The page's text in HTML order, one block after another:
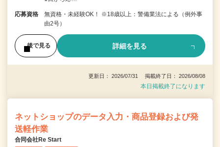
応募資格
無資格・未経験OK！ ※18歳以上：警備業法による（例外事
由2号）
後で見る 詳細を見る
更新日： 2026/07/31 掲載終了日： 2026/08/08
本日掲載終了になります
ネットショップのデータ入力・商品登録および発
送軽作業
合同会社Re Start